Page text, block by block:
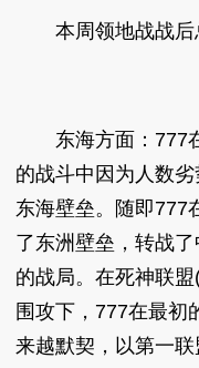
本周领地战战后
东海方面：777在
的战斗中因为人数
东海壁垒。随即777
了东洲壁垒，转战
的战局。在死神联
围攻下，777在最初
来越默契，以第一